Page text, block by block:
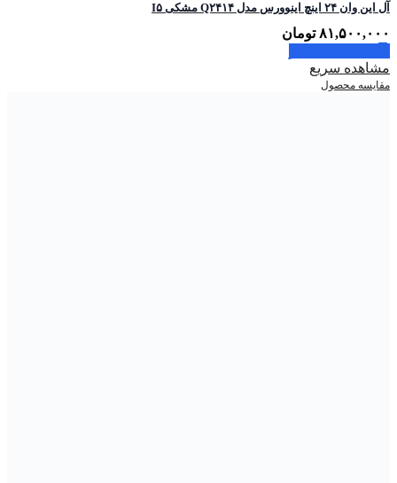
آل این وان ۲۴ اینچ اینوورس مدل Q۲۴۱۴ مشکی I۵
۸۱,۵۰۰,۰۰۰ تومان
مشاهده سریع
مقایسه محصول